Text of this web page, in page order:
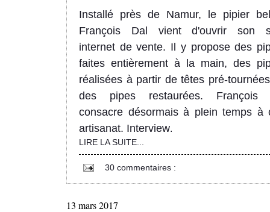
Installé près de Namur, le pipier
François Dal vient d'ouvrir son
internet de vente. Il y propose des
faites entièrement à la main, des
réalisées à partir de têtes pré-
des pipes restaurées. Fra
consacre désormais à plein temps à
artisanat. Interview.
LIRE LA SUITE...
30 commentaires :
13 mars 2017